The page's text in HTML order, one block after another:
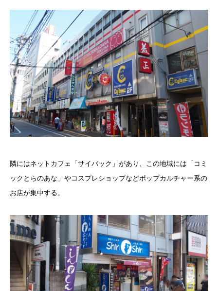
隣にはネットカフェ「サイバック」があり、この地域には「コミ
ックとらのあな」やコスプレショップなどポップカルチャー系の
お店が集中する。